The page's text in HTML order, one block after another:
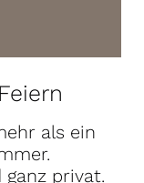
als ein
privat.